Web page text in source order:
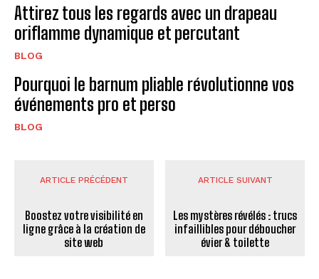
Attirez tous les regards avec un drapeau
oriflamme dynamique et percutant
BLOG
Pourquoi le barnum pliable révolutionne vos
événements pro et perso
BLOG
ARTICLE PRÉCÉDENT
Boostez votre visibilité en
ligne grâce à la création de
site web
ARTICLE SUIVANT
Les mystères révélés : trucs
infaillibles pour déboucher
évier & toilette